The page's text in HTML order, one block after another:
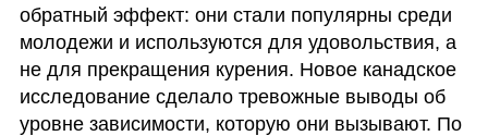
обратный эффект: они стали популярны среди
молодежи и используются для удовольствия, а
не для прекращения курения. Новое канадское
исследование сделало тревожные выводы об
уровне зависимости, которую они вызывают. По